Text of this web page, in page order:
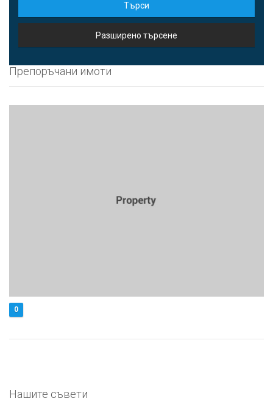
Търси
Разширено търсене
Препоръчани имоти
0
Нашите съвети